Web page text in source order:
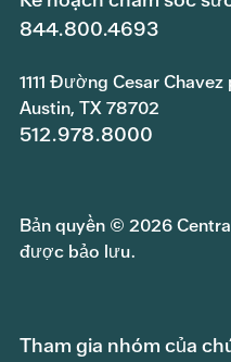
844.800.4693
1111 Đường Cesar
Austin, TX 78702
512.978.8000
Bản quyền © 2026
được bảo lưu.
Tham gia nhóm của